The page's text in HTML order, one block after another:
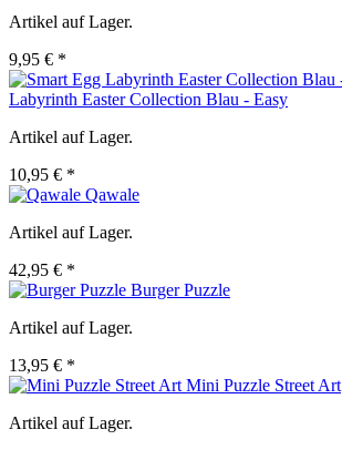
Artikel auf Lager.
9,95 € *
Labyrinth Easter Collection Blau - Easy
Artikel auf Lager.
10,95 € *
Qawale
Artikel auf Lager.
42,95 € *
Burger Puzzle
Artikel auf Lager.
13,95 € *
Mini Puzzle Street Art
Artikel auf Lager.